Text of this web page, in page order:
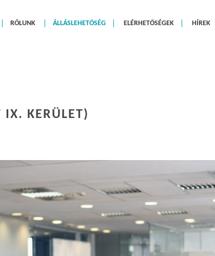
RÓLUNK ÁLLÁSLEHETŐSÉG ELÉRHETŐSÉGEK HÍREK
IX. KERÜLET)